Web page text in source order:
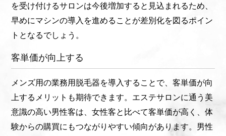
を受け付けるサロンは今後増加すると見込まれるため、
早めにマシンの導入を進めることが差別化を図るポイン
トとなるでしょう。
客単価が向上する
メンズ用の業務用脱毛器を導入することで、客単価が向
上するメリットも期待できます。エステサロンに通う美
意識の高い男性客は、女性客と比べて客単価が高く、体
験からの購買にもつながりやすい傾向があります。男性